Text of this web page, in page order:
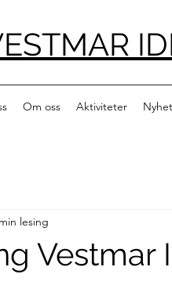
Om oss Aktiviteter
Vestmar
lesing